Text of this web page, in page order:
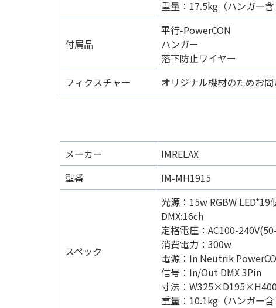
重量：17.5kg（ハンガー含
付属品
平行-PowerCON
ハンガー
落下防止ワイヤー
フィクスチャー
オリジナル機材のためお問
メーカー
IMRELAX
型番
IM-MH1915
スペック
光源：15w RGBW LED*19
DMX:16ch
定格電圧：AC100-
消費電力：300w
電源：In Neutrik
信号：In/Out DMX 3Pin
寸法：
重量：10.1kg（ハンガー含